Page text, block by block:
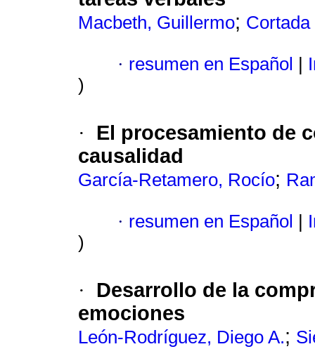
Macbeth, Guillermo;
· resumen en Español
)
·
El procesamiento de
causalidad
García-Retamero, Rocío;
· resumen en Español
)
·
Desarrollo de la
emociones
León-Rodríguez, Diego A.;